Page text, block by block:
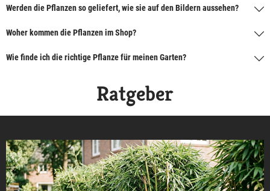
Werden die Pflanzen so geliefert, wie sie auf den Bildern aussehen?
Woher kommen die Pflanzen im Shop?
Wie finde ich die richtige Pflanze für meinen Garten?
Ratgeber